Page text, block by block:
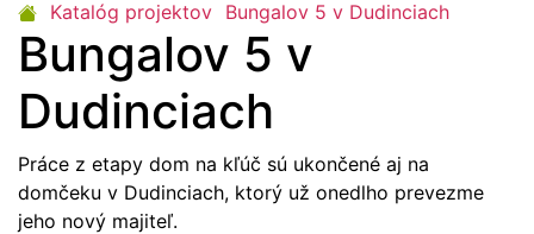
Katalóg projektov Bungalov 5 v Dudinciach
Bungalov 5 v
Dudinciach
Práce z etapy dom na kľúč sú ukončené aj na
domčeku v Dudinciach, ktorý už onedlho prevezme
jeho nový majiteľ.